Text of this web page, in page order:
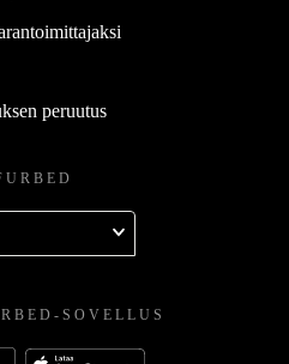
peruutus
SOVELLUS